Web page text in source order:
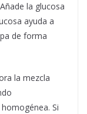
Añade la glucosa
ayuda a
de forma
la mezcla
Si